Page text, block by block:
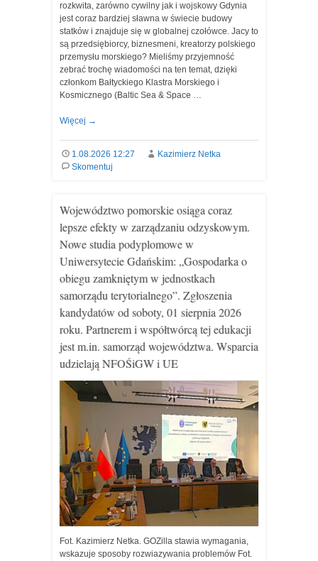
rozkwita, zarówno cywilny jak i wojskowy Gdynia
jest coraz bardziej sławna w świecie budowy
statków i znajduje się w globalnej czołówce. Jacy to
są przedsiębiorcy, biznesmeni, kreatorzy polskiego
przemysłu morskiego? Mieliśmy przyjemność
zebrać trochę wiadomości na ten temat, dzięki
członkom Bałtyckiego Klastra Morskiego i
Kosmicznego (Baltic Sea & Space …
Więcej →
1.08.2026 12:27
Kazimierz Netka
Skomentuj
Województwo pomorskie osiąga coraz
lepsze efekty w zarządzaniu odzyskowym.
Nowe studia podyplomowe w
Uniwersytecie Gdańskim: „Gospodarka o
obiegu zamkniętym w jednostkach
samorządu terytorialnego”. Zgłoszenia
kandydatów od soboty, 01 sierpnia 2026
roku. Partnerem i współtwórcą tej edukacji
jest m.in. samorząd województwa. Wsparcia
udzielają NFOŚiGW i UE
Fot. Kazimierz Netka. GOZilla stawia wymagania,
wskazuje sposoby rozwiazywania problemów Fot.